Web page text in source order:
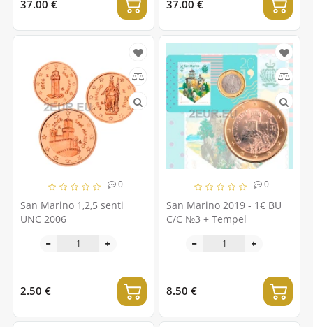
37.00 € 37.00 €
0
San Marino 1,2,5 senti
UNC 2006
2.50 €
0
San Marino 2019 - 1€ BU
C/C №3 + Tempel
8.50 €